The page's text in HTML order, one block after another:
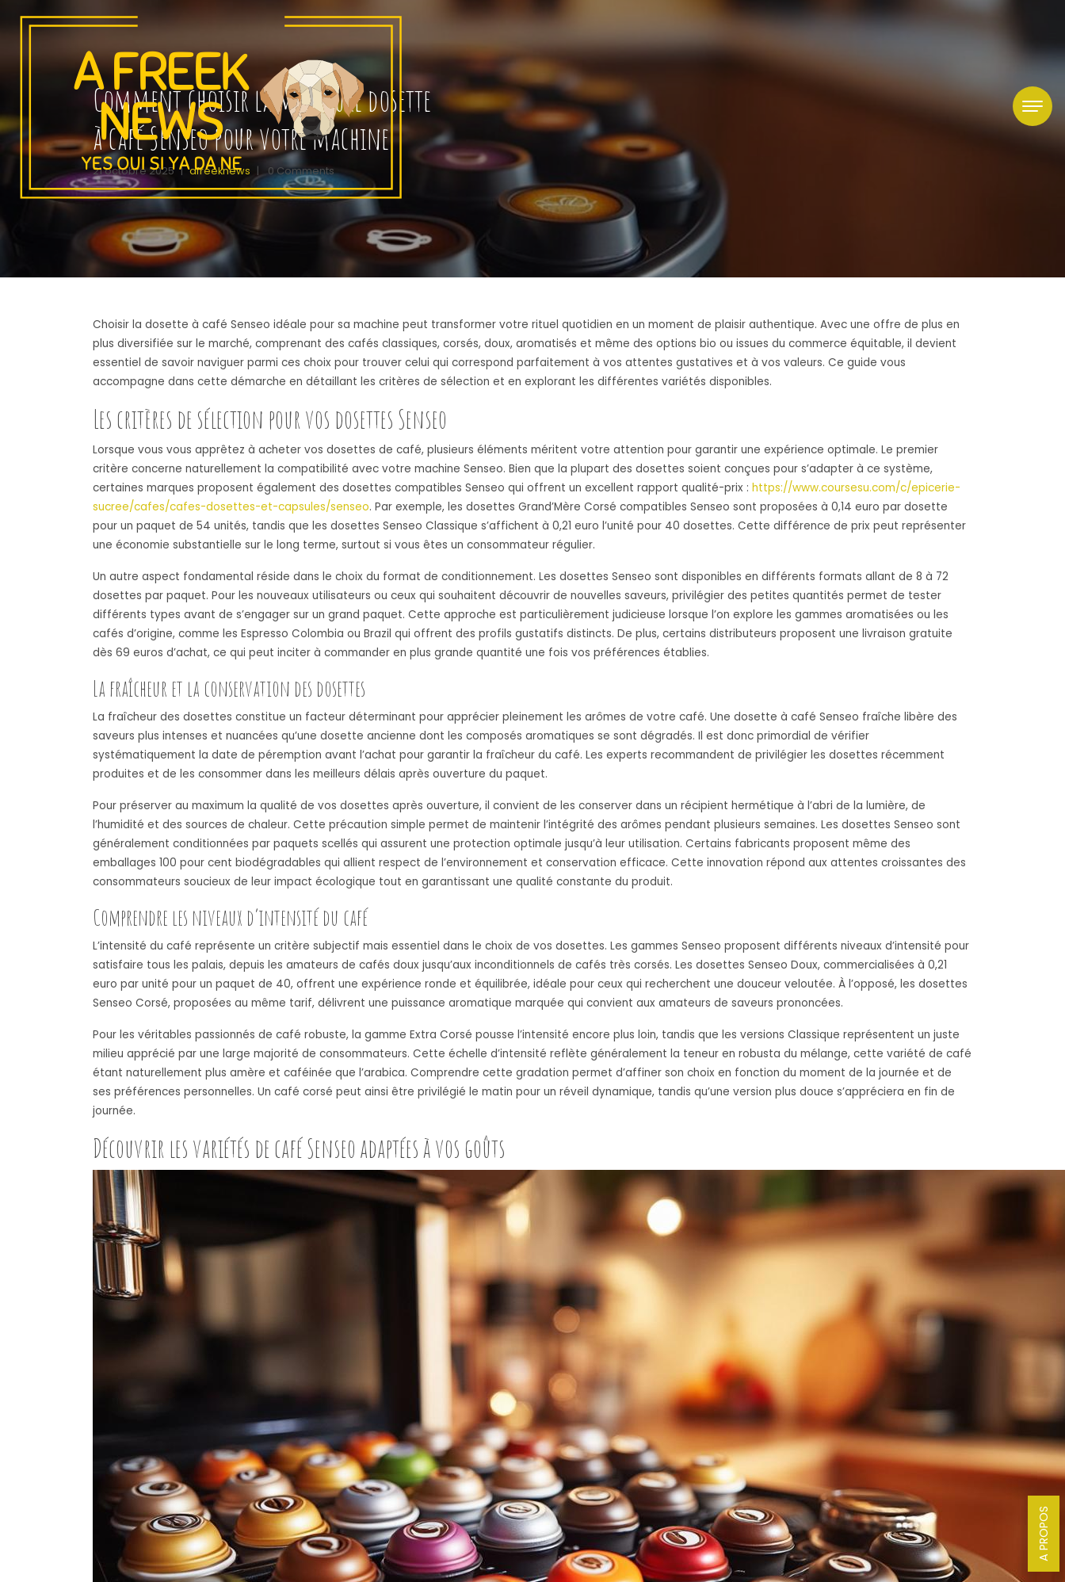
Comment choisir la meilleure dosette
à café Senseo pour votre machine
21 octobre 2025 | afreeknews | 0 Comments
A PROPOS
Choisir la dosette à café Senseo idéale pour sa machine peut transformer votre rituel quotidien en un moment de plaisir authentique. Avec une offre de plus en
plus diversifiée sur le marché, comprenant des cafés classiques, corsés, doux, aromatisés et même des options bio ou issues du commerce équitable, il devient
essentiel de savoir naviguer parmi ces choix pour trouver celui qui correspond parfaitement à vos attentes gustatives et à vos valeurs. Ce guide vous
accompagne dans cette démarche en détaillant les critères de sélection et en explorant les différentes variétés disponibles.
Les critères de sélection pour vos dosettes Senseo
Lorsque vous vous apprêtez à acheter vos dosettes de café, plusieurs éléments méritent votre attention pour garantir une expérience optimale. Le premier
critère concerne naturellement la compatibilité avec votre machine Senseo. Bien que la plupart des dosettes soient conçues pour s’adapter à ce système,
certaines marques proposent également des dosettes compatibles Senseo qui offrent un excellent rapport qualité-prix : https://www.coursesu.com/c/epicerie-
sucree/cafes/cafes-dosettes-et-capsules/senseo. Par exemple, les dosettes Grand’Mère Corsé compatibles Senseo sont proposées à 0,14 euro par dosette
pour un paquet de 54 unités, tandis que les dosettes Senseo Classique s’affichent à 0,21 euro l’unité pour 40 dosettes. Cette différence de prix peut représenter
une économie substantielle sur le long terme, surtout si vous êtes un consommateur régulier.
Un autre aspect fondamental réside dans le choix du format de conditionnement. Les dosettes Senseo sont disponibles en différents formats allant de 8 à 72
dosettes par paquet. Pour les nouveaux utilisateurs ou ceux qui souhaitent découvrir de nouvelles saveurs, privilégier des petites quantités permet de tester
différents types avant de s’engager sur un grand paquet. Cette approche est particulièrement judicieuse lorsque l’on explore les gammes aromatisées ou les
cafés d’origine, comme les Espresso Colombia ou Brazil qui offrent des profils gustatifs distincts. De plus, certains distributeurs proposent une livraison gratuite
dès 69 euros d’achat, ce qui peut inciter à commander en plus grande quantité une fois vos préférences établies.
La fraîcheur et la conservation des dosettes
La fraîcheur des dosettes constitue un facteur déterminant pour apprécier pleinement les arômes de votre café. Une dosette à café Senseo fraîche libère des
saveurs plus intenses et nuancées qu’une dosette ancienne dont les composés aromatiques se sont dégradés. Il est donc primordial de vérifier
systématiquement la date de péremption avant l’achat pour garantir la fraîcheur du café. Les experts recommandent de privilégier les dosettes récemment
produites et de les consommer dans les meilleurs délais après ouverture du paquet.
Pour préserver au maximum la qualité de vos dosettes après ouverture, il convient de les conserver dans un récipient hermétique à l’abri de la lumière, de
l’humidité et des sources de chaleur. Cette précaution simple permet de maintenir l’intégrité des arômes pendant plusieurs semaines. Les dosettes Senseo sont
généralement conditionnées par paquets scellés qui assurent une protection optimale jusqu’à leur utilisation. Certains fabricants proposent même des
emballages 100 pour cent biodégradables qui allient respect de l’environnement et conservation efficace. Cette innovation répond aux attentes croissantes des
consommateurs soucieux de leur impact écologique tout en garantissant une qualité constante du produit.
Comprendre les niveaux d’intensité du café
L’intensité du café représente un critère subjectif mais essentiel dans le choix de vos dosettes. Les gammes Senseo proposent différents niveaux d’intensité pour
satisfaire tous les palais, depuis les amateurs de cafés doux jusqu’aux inconditionnels de cafés très corsés. Les dosettes Senseo Doux, commercialisées à 0,21
euro par unité pour un paquet de 40, offrent une expérience ronde et équilibrée, idéale pour ceux qui recherchent une douceur veloutée. À l’opposé, les dosettes
Senseo Corsé, proposées au même tarif, délivrent une puissance aromatique marquée qui convient aux amateurs de saveurs prononcées.
Pour les véritables passionnés de café robuste, la gamme Extra Corsé pousse l’intensité encore plus loin, tandis que les versions Classique représentent un juste
milieu apprécié par une large majorité de consommateurs. Cette échelle d’intensité reflète généralement la teneur en robusta du mélange, cette variété de café
étant naturellement plus amère et caféinée que l’arabica. Comprendre cette gradation permet d’affiner son choix en fonction du moment de la journée et de
ses préférences personnelles. Un café corsé peut ainsi être privilégié le matin pour un réveil dynamique, tandis qu’une version plus douce s’appréciera en fin de
journée.
Découvrir les variétés de café Senseo adaptées à vos goûts